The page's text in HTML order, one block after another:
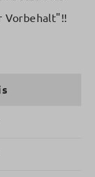
Vorbehalt"!!